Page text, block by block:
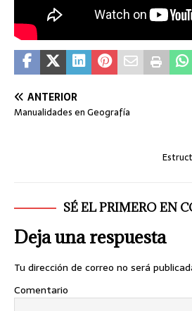
ANTERIOR
Manualidades en Geografía
SÉ EL PRIMERO EN
Deja una respuesta
Tu dirección de correo no será
Comentario